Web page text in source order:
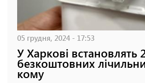
05 грудня, 2024 - 17:53
У Харкові встановлять
безкоштовних
кому